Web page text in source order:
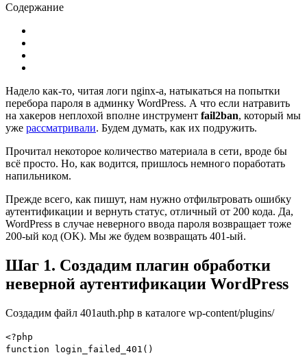
Содержание
Надело как-то, читая логи nginx-а, натыкаться на попытки
перебора пароля в админку WordPress. А что если натравить
на хакеров неплохой вполне инструмент fail2ban, который мы
уже рассматривали. Будем думать, как их подружить.
Прочитал некоторое количество материала в сети, вроде бы
всё просто. Но, как водится, пришлось немного поработать
напильником.
Прежде всего, как пишут, нам нужно отфильтровать ошибку
аутентификации и вернуть статус, отличный от 200 кода. Да,
WordPress в случае неверного ввода пароля возвращает тоже
200-ый код (OK). Мы же будем возвращать 401-ый.
Шаг 1. Создадим плагин обработки
неверной аутентификации WordPress
Создадим файл 401auth.php в каталоге wp-content/plugins/
<?php
function login_failed_401()